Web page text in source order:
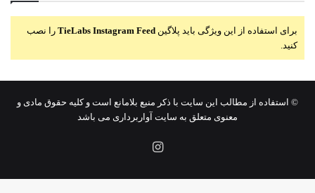
برای استفاده از این ویژگی باید پلاگین TieLabs Instagram Feed را نصب
کنید.
© استفاده از مطالب این سایت با ذکر منبع بلامانع است و کلیه حقوق مادی و
معنوی متعلق به سایت آواربرداری می باشد
اینستاگرام